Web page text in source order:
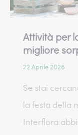
regalo
una
futura
mamma
Attività per
migliore
22 Aprile 2026
Se stai
la festa della
Interflora